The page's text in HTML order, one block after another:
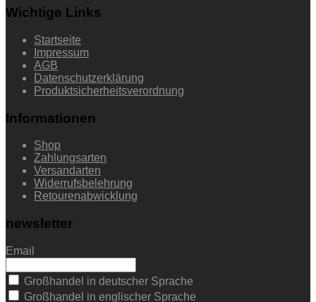
Wichtige Links
Startseite
Impressum
AGB
Datenschutzerklärung
Produktsicherheitsverordnung
Informationen
Shop
Zahlungsarten
Versandarten
Widerrufsbelehrung
Retourenabwicklung
newsletter
Email
Großhandel in deutscher Sprache
Großhandel in englischer Sprache